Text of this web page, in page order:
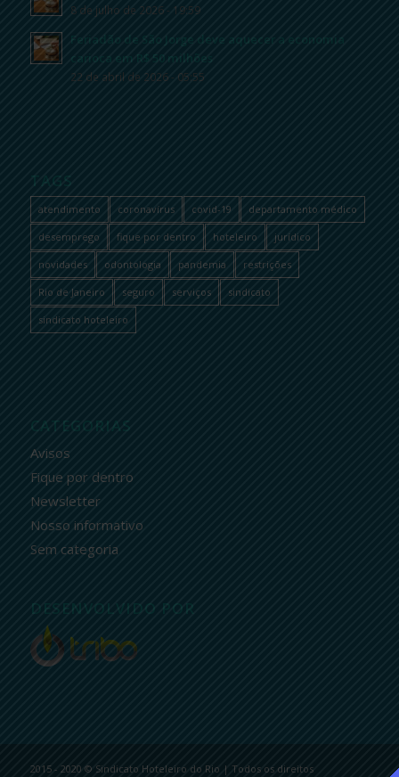
8 de julho de 2026 - 19:59
Feriadão de São Jorge deve aquecer a economia
carioca em R$ 50 milhões
22 de abril de 2026 - 05:55
TAGS
atendimento coronavírus covid-19 departamento médico
desemprego fique por dentro hoteleiro jurídico
novidades odontologia pandemia restrições
Rio de Janeiro seguro serviços sindicato
sindicato hoteleiro
CATEGORIAS
Avisos
Fique por dentro
Newsletter
Nosso informativo
Sem categoria
DESENVOLVIDO POR
2015 - 2020 © Sindicato Hoteleiro do Rio | Todos os direitos